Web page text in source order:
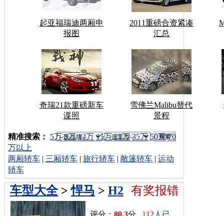
起亚福瑞迪两厢申
报图
2011重磅合资紧凑
汇总
奇瑞21款重磅新车
谍照
雪佛兰Malibu替代
景程
车型搜索：
精准搜索： 5万 8万 12万 15万 22万 35万 50万 70
万以上
两厢轿车 | 三厢轿车 | 旅行轿车 | 敞篷轿车 | 运动
轿车
有奖报错
车型大全>悍马 > H2
评分：80.3分 112 人已